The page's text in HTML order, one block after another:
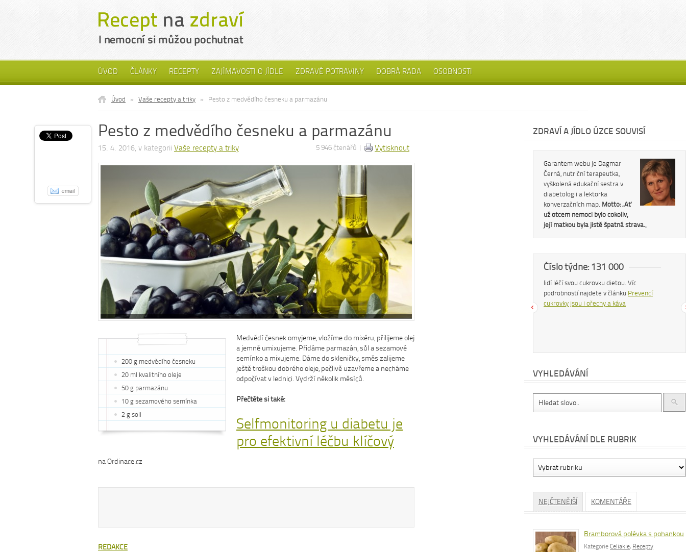
ÚVOD ČLÁNKY RECEPTY ZAJÍMAVOSTI O JÍDLE ZDRAVÉ POTRAVINY DOBRÁ RADA OSOBNOSTI
Úvod » Vaše recepty a triky » Pesto z medvědího česneku a parmazánu
Pesto z medvědího česneku a parmazánu
15. 4. 2016, v kategorii Vaše recepty a triky Vytisknout
5 946 čtenářů |
200 g medvědího česneku
20 ml kvalitního oleje
50 g parmazánu
10 g sezamového semínka
2 g soli
Medvědí česnek omyjeme, vložíme do mixéru, přilijeme olej
a jemně umixujeme. Přidáme parmazán, sůl a sezamové
semínko a mixujeme. Dáme do skleničky, směs zalijeme
ještě troškou dobrého oleje, pečlivě uzavřeme a necháme
odpočívat v lednici. Vydrží několik měsíců.
Přečtěte si také:
Selfmonitoring u diabetu je
pro efektivní léčbu klíčový
na Ordinace.cz
REDAKCE
ZDRAVÍ A JÍDLO ÚZCE SOUVISÍ
Garantem webu je Dagmar
Černá, nutriční terapeutka,
vyškolená edukační sestra v
diabetologii a lektorka
konverzačních map. Motto: „Ať
už otcem nemoci bylo cokoliv,
její matkou byla jistě špatná strava.„
Číslo týdne: 131 000
lidí léčí svou cukrovku dietou. Víc
podrobností najdete v článku Prevencí
cukrovky jsou i ořechy a káva
cítit
VYHLEDÁVÁNÍ
VYHLEDÁVÁNÍ DLE RUBRIK
dle
NEJČTENĚJŠÍ KOMENTÁŘE
Bramborová polévka s pohankou
Kategorie Celiakie, Recepty